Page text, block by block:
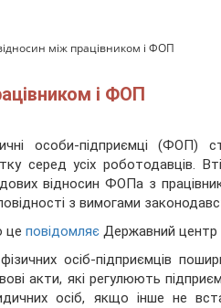
між працівником і ФОП
і ФОП
особи-підприємці (ФОП)
серед усіх роботодавців.
відносин ФОПа з
з вимогами
це повідомляє Державний центр
осіб-підприємців
акти, які регулюють
осіб, якщо інше не